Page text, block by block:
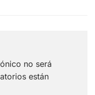
no será
están